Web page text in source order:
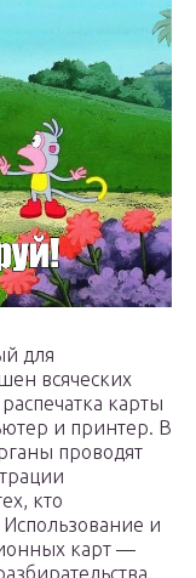
для
всяческих
карты
и принтер. В
проводят
кто
и
карт —